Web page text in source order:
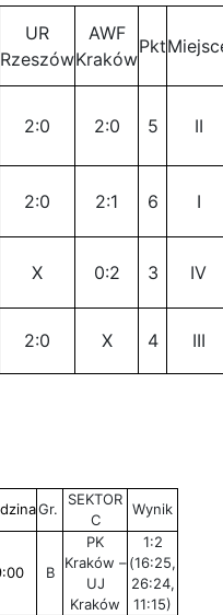
UR
Rzeszów
AWF
Kraków
Pkt
2:0 2:0 5 II
2:0 2:1 6 I
X 0:2 3 IV
2:0 X 4 III
Gr.
SEKTOR
C
Wynik
B
PK
Kraków –
UJ
Kraków
1:2
(16:25,
26:24,
11:15)